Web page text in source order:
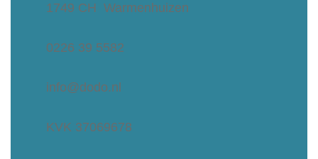
1749 CH Warmenhuizen
0226 39 5582
info@dodo.nl
KVK 37069678